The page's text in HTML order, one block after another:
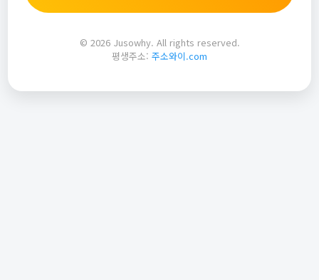
© 2026 Jusowhy. All rights reserved.
평생주소: 주소와이.com